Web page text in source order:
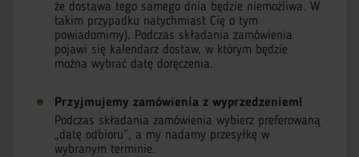
że dostawa tego samego dnia będzie niemożliwa. W
takim przypadku natychmiast Cię o tym
powiadomimy). Podczas składania zamówienia
pojawi się kalendarz dostaw, w którym będzie
można wybrać datę doręczenia.
Przyjmujemy zamówienia z wyprzedzeniem!
Podczas składania zamówienia wybierz preferowaną
„datę odbioru”, a my nadamy przesyłkę w
wybranym terminie.